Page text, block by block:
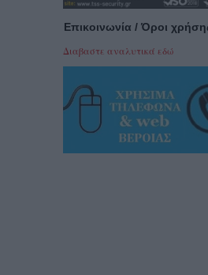
Επικοινωνία / Όροι
Διαβαστε αναλυτικά εδώ